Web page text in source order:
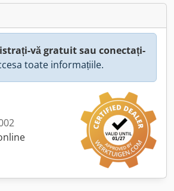
vă gratuit sau conectați-
toate informațiile.